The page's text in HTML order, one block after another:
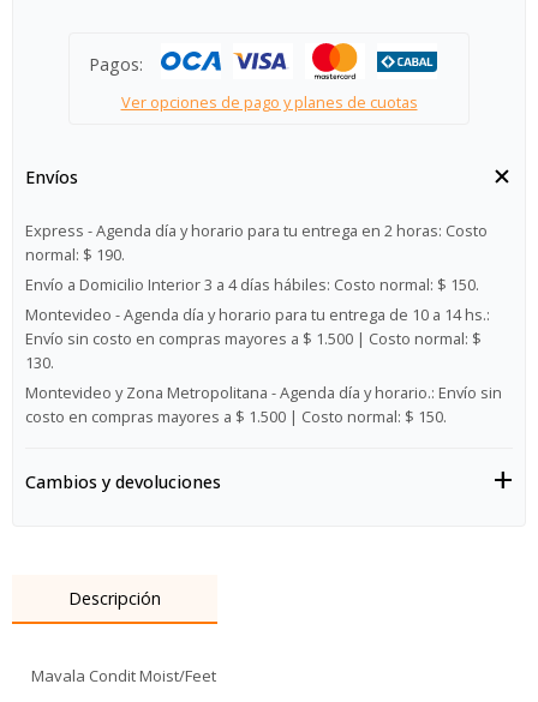
Pagos:
Ver opciones de pago y planes de cuotas
Envíos
Express - Agenda día y horario para tu entrega en 2 horas: Costo
normal: $ 190.
Envío a Domicilio Interior 3 a 4 días hábiles: Costo normal: $ 150.
Montevideo - Agenda día y horario para tu entrega de 10 a 14 hs.:
Envío sin costo en compras mayores a $ 1.500 | Costo normal: $
130.
Montevideo y Zona Metropolitana - Agenda día y horario.: Envío sin
costo en compras mayores a $ 1.500 | Costo normal: $ 150.
Cambios y devoluciones
Descripción
Mavala Condit Moist/Feet